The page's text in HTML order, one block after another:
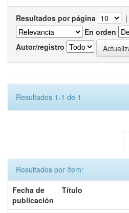
Resultados por página |
En orden
Autor/registro
Resultados 1-1 de 1.
Resultados por ítem:
Fecha de
publicación
Título